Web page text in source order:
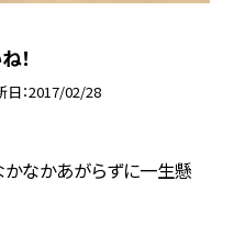
！
日 2017/02/28
かなかあがらずに一生懸